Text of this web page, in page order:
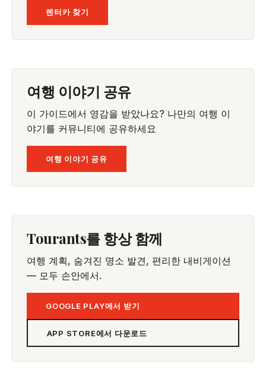
렌터카 찾기
여행 이야기 공유
이 가이드에서 영감을 받았나요? 나만의 여행 이
야기를 커뮤니티에 공유하세요
여행 이야기 공유
Tourants를 항상 함께
여행 계획, 숨겨진 명소 발견, 편리한 내비게이션
— 모두 손안에서.
GOOGLE PLAY에서 받기
APP STORE에서 다운로드